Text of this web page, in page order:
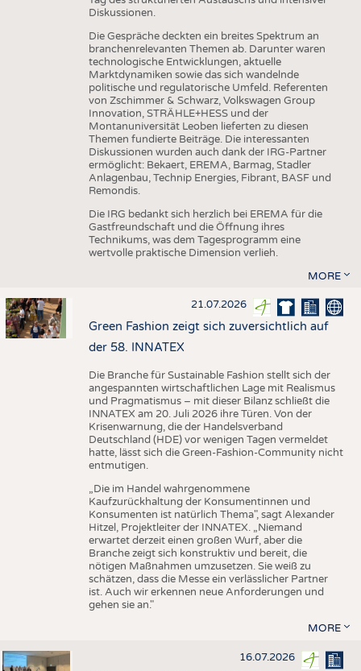
Diskussionen.
Die Gespräche deckten ein breites Spektrum an
branchenrelevanten Themen ab. Darunter waren
technologische Entwicklungen, aktuelle
Marktdynamiken sowie das sich wandelnde
politische und regulatorische Umfeld. Referenten
von Zschimmer & Schwarz, Volkswagen Group
Innovation, STRÄHLE+HESS und der
Montanuniversität Leoben lieferten zu diesen
Themen fundierte Beiträge. Die interessanten
Diskussionen wurden auch dank der IRG-Partner
ermöglicht: Bekaert, EREMA, Barmag, Stadler
Anlagenbau, Technip Energies, Fibrant, BASF und
Remondis.
Die IRG bedankt sich herzlich bei EREMA für die
Gastfreundschaft und die Öffnung ihres
Technikums, was dem Tagesprogramm eine
wertvolle praktische Dimension verlieh.
MORE
21.07.2026
Green Fashion zeigt sich zuversichtlich auf
der 58. INNATEX
Die Branche für Sustainable Fashion stellt sich der
angespannten wirtschaftlichen Lage mit Realismus
und Pragmatismus – mit dieser Bilanz schließt die
INNATEX am 20. Juli 2026 ihre Türen. Von der
Krisenwarnung, die der Handelsverband
Deutschland (HDE) vor wenigen Tagen vermeldet
hatte, lässt sich die Green-Fashion-Community nicht
entmutigen.
„Die im Handel wahrgenommene
Kaufzurückhaltung der Konsumentinnen und
Konsumenten ist natürlich Thema", sagt Alexander
Hitzel, Projektleiter der INNATEX. „Niemand
erwartet derzeit einen großen Wurf, aber die
Branche zeigt sich konstruktiv und bereit, die
nötigen Maßnahmen umzusetzen. Sie weiß zu
schätzen, dass die Messe ein verlässlicher Partner
ist. Auch wir erkennen neue Anforderungen und
gehen sie an."
MORE
16.07.2026